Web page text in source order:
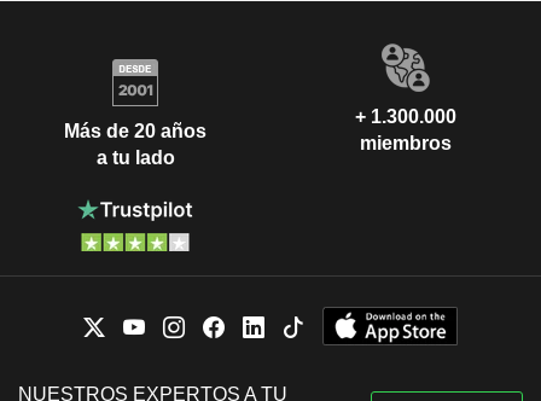
Más de 20 años
a tu lado
+ 1.300.000
miembros
NUESTROS EXPERTOS A TU